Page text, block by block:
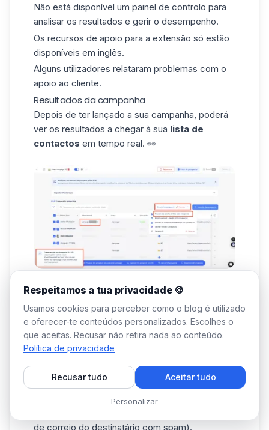
Não está disponível um painel de controlo para
analisar os resultados e gerir o desempenho.
Os recursos de apoio para a extensão só estão
disponíveis em inglês.
Alguns utilizadores relataram problemas com o
apoio ao cliente.
Resultados da campanha
Depois de ter lançado a sua campanha, poderá
ver os resultados a chegar à sua lista de
contactos em tempo real. 👀
Tal como no Snov.io, os resultados da pesquisa
ou as estatísticasde enriquecimento de correio
eletrónicoserão classificados porcódigo de
cores(dependendo do estado dos emails), no
topo da coluna Enriquecimento, na lista em
🌑 Cinzento: Não encontrado ou não verificado.
de correio do destinatário com spam).
Respeitamos a tua privacidade 🍪
Usamos cookies para perceber como o blog é utilizado
e oferecer-te conteúdos personalizados. Escolhes o
que aceitas. Recusar não retira nada ao conteúdo.
Política de privacidade
Recusar tudo Aceitar tudo
Personalizar